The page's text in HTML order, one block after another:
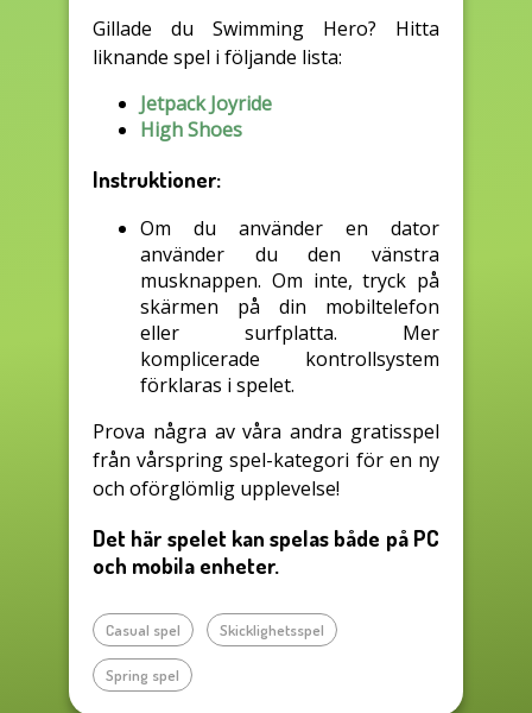
Gillade du Swimming Hero? Hitta
liknande spel i följande lista:
Jetpack Joyride
High Shoes
Instruktioner:
Om du använder en dator
använder du den vänstra
musknappen. Om inte, tryck på
skärmen på din mobiltelefon
eller surfplatta. Mer
komplicerade kontrollsystem
förklaras i spelet.
Prova några av våra andra gratisspel
från vårspring spel-kategori för en ny
och oförglömlig upplevelse!
Det här spelet kan spelas både på PC
och mobila enheter.
Casual spel Skicklighetsspel
Spring spel